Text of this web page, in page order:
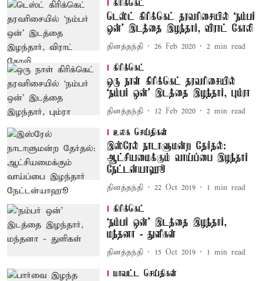
கிரிக்கெட்
டெஸ்ட் கிரிக்கெட் தரவரிசையில் ‘நம்பர்
ஒன்’ இடத்தை இழந்தார், விராட் கோலி
தினத்தந்தி 26 Feb 2020 2 min read
கிரிக்கெட்
ஒரு நாள் கிரிக்கெட் தரவரிசையில்
‘நம்பர் ஒன்’ இடத்தை இழந்தார், பும்ரா
தினத்தந்தி 12 Feb 2020 2 min read
உலக செய்திகள்
இஸ்ரேல் நாடாளுமன்ற தேர்தல்:
ஆட்சியமைக்கும் வாய்ப்பை இழந்தார்
நேட்டன்யாஹூ
தினத்தந்தி 22 Oct 2019 1 min read
கிரிக்கெட்
‘நம்பர் ஒன்’ இடத்தை இழந்தார்,
மந்தனா - துளிகள்
தினத்தந்தி 15 Oct 2019 1 min read
மாவட்ட செய்திகள்